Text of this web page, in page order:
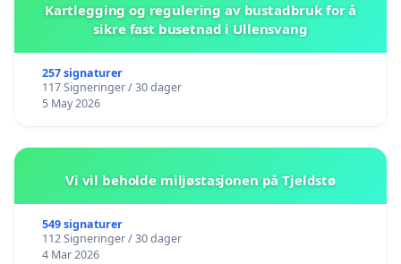
Kartlegging og regulering av bustadbruk for å
sikre fast busetnad i Ullensvang
257 signaturer
117 Signeringer / 30 dager
5 May 2026
Vi vil beholde miljøstasjonen på Tjeldstø
549 signaturer
112 Signeringer / 30 dager
4 Mar 2026